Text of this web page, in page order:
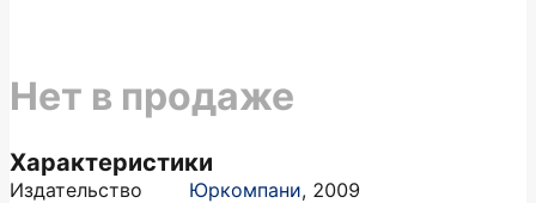
Характеристики
Издательство Юркомпани, 2009
Нет в продаже